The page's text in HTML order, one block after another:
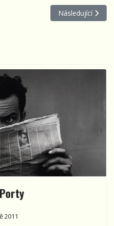
- 5 - Předčasný konec
Další článek:
Následující
2011